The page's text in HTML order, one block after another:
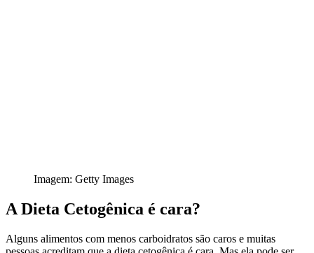
Imagem: Getty Images
A Dieta Cetogênica é cara?
Alguns alimentos com menos carboidratos são caros e muitas